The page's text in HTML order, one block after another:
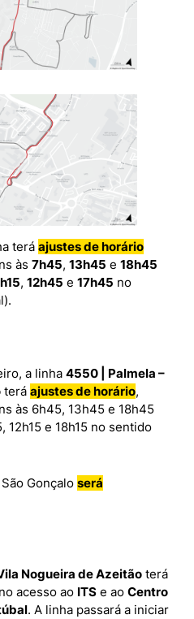
terá ajustes de horário
às 7h45, 13h45 e 18h45
, 12h45 e 17h45 no
a linha 4550 | Palmela –
terá ajustes de horário,
às 6h45, 13h45 e 18h45
12h15 e 18h15 no sentido
Gonçalo será
Nogueira de Azeitão terá
no acesso ao ITS e ao Centro
. A linha passará a iniciar